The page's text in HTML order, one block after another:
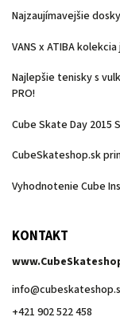
Najzaujímavejšie
VANS x ATIBA
Najlepšie tenisky s
PRO!
Cube Skate Day
CubeSkateshop.sk
Vyhodnotenie Cube
KONTAKT
info@
+421 902 522 458